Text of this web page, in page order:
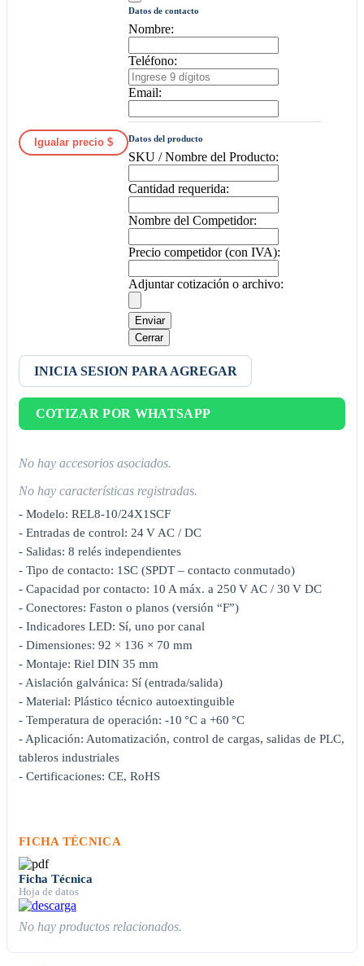
Igualar precio $
Datos de contacto
Nombre:
Teléfono:
Email:
Datos del producto
SKU / Nombre del Producto:
Cantidad requerida:
Nombre del Competidor:
Precio competidor (con IVA):
Adjuntar cotización o archivo:
Enviar
Cerrar
INICIA SESION PARA AGREGAR
COTIZAR POR WHATSAPP
No hay accesorios asociados.
No hay características registradas.
- Modelo: REL8-10/24X1SCF
- Entradas de control: 24 V AC / DC
- Salidas: 8 relés independientes
- Tipo de contacto: 1SC (SPDT – contacto conmutado)
- Capacidad por contacto: 10 A máx. a 250 V AC / 30 V DC
- Conectores: Faston o planos (versión “F”)
- Indicadores LED: Sí, uno por canal
- Dimensiones: 92 × 136 × 70 mm
- Montaje: Riel DIN 35 mm
- Aislación galvánica: Sí (entrada/salida)
- Material: Plástico técnico autoextinguible
- Temperatura de operación: -10 °C a +60 °C
- Aplicación: Automatización, control de cargas, salidas de PLC,
tableros industriales
- Certificaciones: CE, RoHS
FICHA TÉCNICA
Ficha Técnica
Hoja de datos
No hay productos relacionados.